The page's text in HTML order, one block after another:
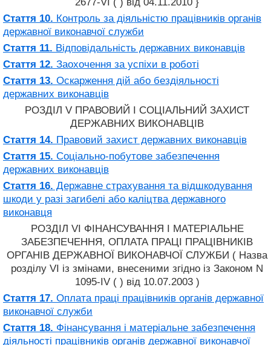
Стаття 10. Контроль за діяльністю працівників органів
державної виконавчої служби
Стаття 11. Відповідальність державних виконавців
Стаття 12. Заохочення за успіхи в роботі
Стаття 13. Оскарження дій або бездіяльності
державних виконавців
РОЗДІЛ V ПРАВОВИЙ І СОЦІАЛЬНИЙ ЗАХИСТ
ДЕРЖАВНИХ ВИКОНАВЦІВ
Стаття 14. Правовий захист державних виконавців
Стаття 15. Соціально-побутове забезпечення
державних виконавців
Стаття 16. Державне страхування та відшкодування
шкоди у разі загибелі або каліцтва державного
виконавця
РОЗДІЛ VI ФІНАНСУВАННЯ І МАТЕРІАЛЬНЕ
ЗАБЕЗПЕЧЕННЯ, ОПЛАТА ПРАЦІ ПРАЦІВНИКІВ
ОРГАНІВ ДЕРЖАВНОЇ ВИКОНАВЧОЇ СЛУЖБИ ( Назва
розділу VI із змінами, внесеними згідно із Законом N
1095-IV ( ) від 10.07.2003 )
Стаття 17. Оплата праці працівників органів державної
виконавчої служби
Стаття 18. Фінансування і матеріальне забезпечення
діяльності працівників органів державної виконавчої